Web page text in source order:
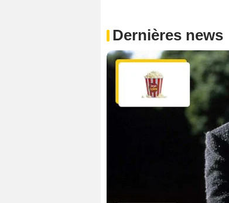
Dernières news